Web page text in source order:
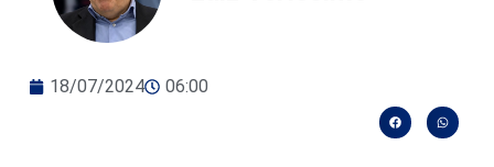
18/07/2024 06:00